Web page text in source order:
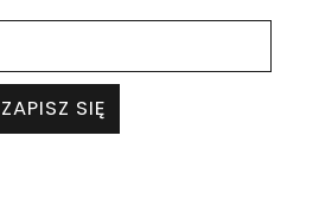
ZAPISZ SIĘ